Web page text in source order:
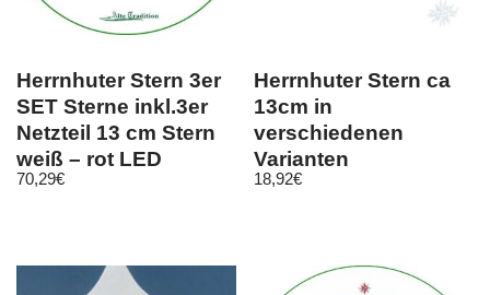
Herrnhuter Stern 3er
SET Sterne inkl.3er
Netzteil 13 cm Stern
weiß – rot LED
Komplett
70,29€
Herrnhuter Stern ca
13cm in
verschiedenen
Varianten
18,92€